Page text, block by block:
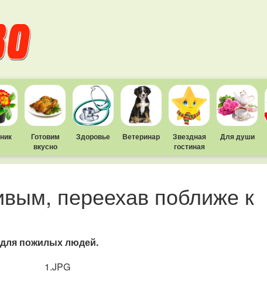
Готовим
вкусно
Здоровье Ветеринар
Звездная
гостиная
Для души
переехав поближе к
пожилых людей.